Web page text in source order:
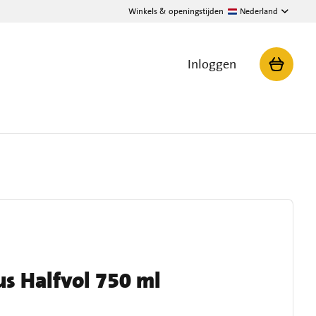
Winkels & openingstijden Nederland
Inloggen
Halfvol 750 ml